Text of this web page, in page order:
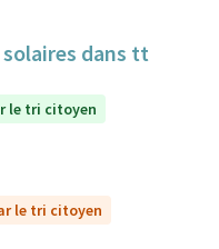
dans tt
le tri citoyen
le tri citoyen